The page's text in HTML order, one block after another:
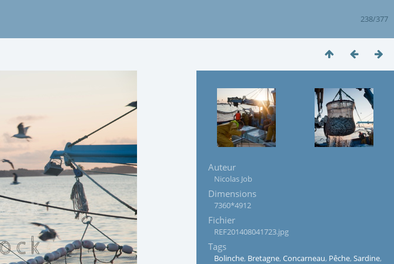
238/377
Auteur
Nicolas Job
Dimensions
7360*4912
Fichier
REF201408041723.jpg
Tags
Bolinche, Bretagne, Concarneau, Pêche, Sardine,